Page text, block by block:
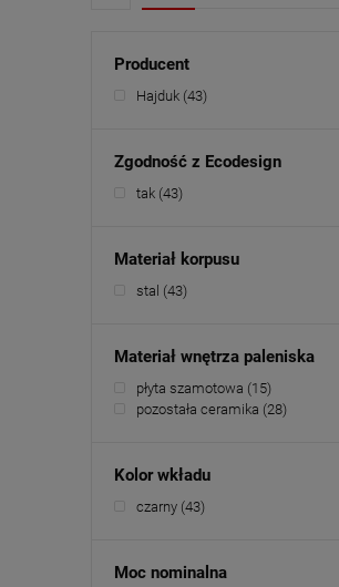
Producent
Hajduk (43)
Zgodność z Ecodesign
tak (43)
Materiał korpusu
stal (43)
Materiał wnętrza paleniska
płyta szamotowa (15)
pozostała ceramika (28)
Kolor wkładu
czarny (43)
Moc nominalna